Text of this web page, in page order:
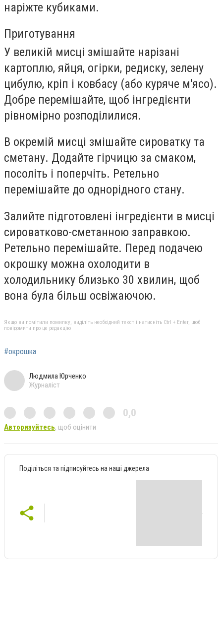
наріжте кубиками.
Приготування
У великій мисці змішайте нарізані
картоплю, яйця, огірки, редиску, зелену
цибулю, кріп і ковбасу (або куряче м'ясо).
Добре перемішайте, щоб інгредієнти
рівномірно розподілилися.
В окремій мисці змішайте сироватку та
сметану. Додайте гірчицю за смаком,
посоліть і поперчіть. Ретельно
перемішайте до однорідного стану.
Залийте підготовлені інгредієнти в мисці
сироватково-сметанною заправкою.
Ретельно перемішайте. Перед подачею
окрошку можна охолодити в
холодильнику близько 30 хвилин, щоб
вона була більш освіжаючою.
Якщо ви помітили помилку, виділіть необхідний текст і натисніть Ctrl + Enter, щоб
повідомити про це редакцію
#окрошка
Людмила Юрченко
Журналіст
0,0
Авторизуйтесь, щоб оцінити
Поділіться та підписуйтесь на наші джерела